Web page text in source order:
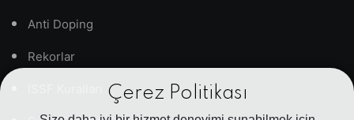
Çerez Politikası
Anti Doping
Rekorlar